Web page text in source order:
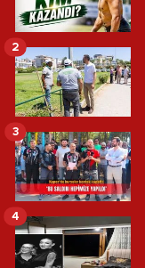
2
3
4